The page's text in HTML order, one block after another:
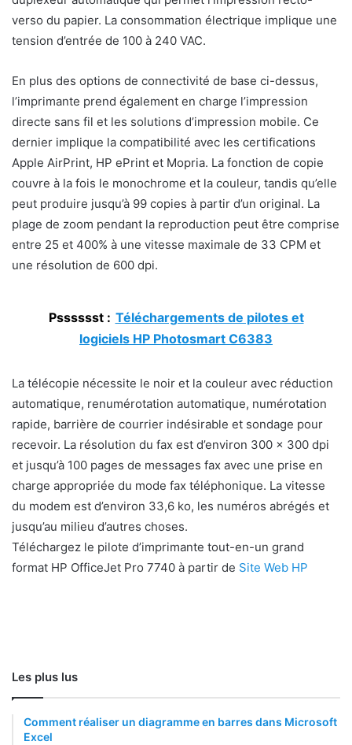
verso du papier. La consommation électrique implique une
tension d’entrée de 100 à 240 VAC.
En plus des options de connectivité de base ci-dessus,
l’imprimante prend également en charge l’impression
directe sans fil et les solutions d’impression mobile. Ce
dernier implique la compatibilité avec les certifications
Apple AirPrint, HP ePrint et Mopria. La fonction de copie
couvre à la fois le monochrome et la couleur, tandis qu’elle
peut produire jusqu’à 99 copies à partir d’un original. La
plage de zoom pendant la reproduction peut être comprise
entre 25 et 400% à une vitesse maximale de 33 CPM et
une résolution de 600 dpi.
Psssssst : Téléchargements de pilotes et
logiciels HP Photosmart C6383
La télécopie nécessite le noir et la couleur avec réduction
automatique, renumérotation automatique, numérotation
rapide, barrière de courrier indésirable et sondage pour
recevoir. La résolution du fax est d’environ 300 x 300 dpi
et jusqu’à 100 pages de messages fax avec une prise en
charge appropriée du mode fax téléphonique. La vitesse
du modem est d’environ 33,6 ko, les numéros abrégés et
jusqu’au milieu d’autres choses.
Téléchargez le pilote d’imprimante tout-en-un grand
format HP OfficeJet Pro 7740 à partir de Site Web HP
Les plus lus
Comment réaliser un diagramme en barres dans Microsoft
Excel